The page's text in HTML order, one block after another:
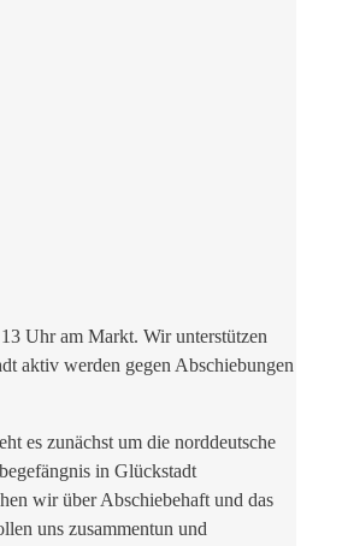
Uhr am Markt. Wir unterstützen
aktiv werden gegen Abschiebungen
es zunächst um die norddeutsche
in Glückstadt
wir über Abschiebehaft und das
uns zusammentun und